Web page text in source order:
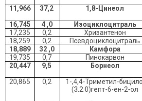
11,966
37,2 1,8- Цинеол
16,745 4 ,0 Изоциклоцитраль
17,235
0,2 Хризантенон
18,259
0,2 Псевдоциклоцитраль
18,889
32 ,0 Камфора
19,735
0,7 Пинокарвон
20,447
9,5 Борнеол
20,865 0,2
1-,4,4-Триметил-бицило
(3.2.0)гепт-6-ен-2-ол